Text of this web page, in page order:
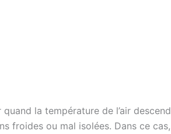
la température de l’air descend
froides ou mal isolées. Dans ce cas,